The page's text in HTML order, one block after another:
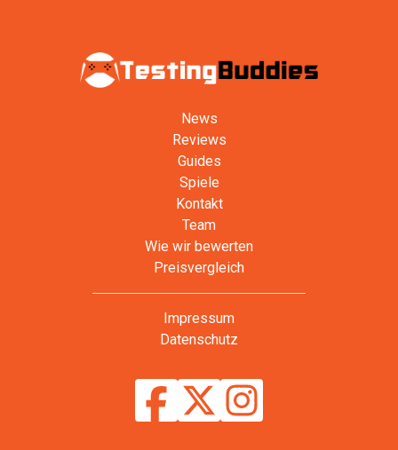
News
Reviews
Guides
Spiele
Kontakt
Team
Wie wir bewerten
Preisvergleich
Impressum
Datenschutz